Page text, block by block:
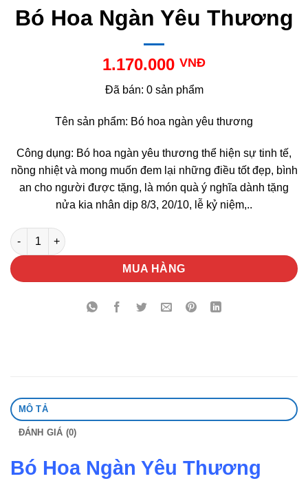
Bó Hoa Ngàn Yêu Thương
1.170.000 VNĐ
Đã bán: 0 sản phẩm
Tên sản phẩm: Bó hoa ngàn yêu thương
Công dụng: Bó hoa ngàn yêu thương thể hiện sự tinh tế,
nồng nhiệt và mong muốn đem lại những điều tốt đẹp, bình
an cho người được tặng, là món quà ý nghĩa dành tặng
nửa kia nhân dịp 8/3, 20/10, lễ kỷ niệm,..
Bó Hoa Ngàn Yêu Thương số lượng
MUA HÀNG
MÔ TẢ
ĐÁNH GIÁ (0)
Bó Hoa Ngàn Yêu Thương